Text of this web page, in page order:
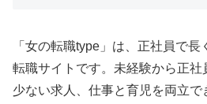
「女の転職type」は、正社員で
転職サイトです。未経験から正
少ない求人、仕事と育児を両立で